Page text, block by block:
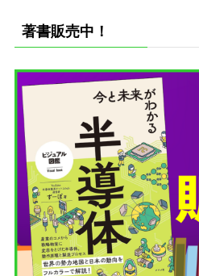
著書販売中！